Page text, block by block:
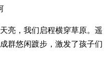
亮，我们启程横穿草原。遥
群悠闲踱步，激发了孩子们